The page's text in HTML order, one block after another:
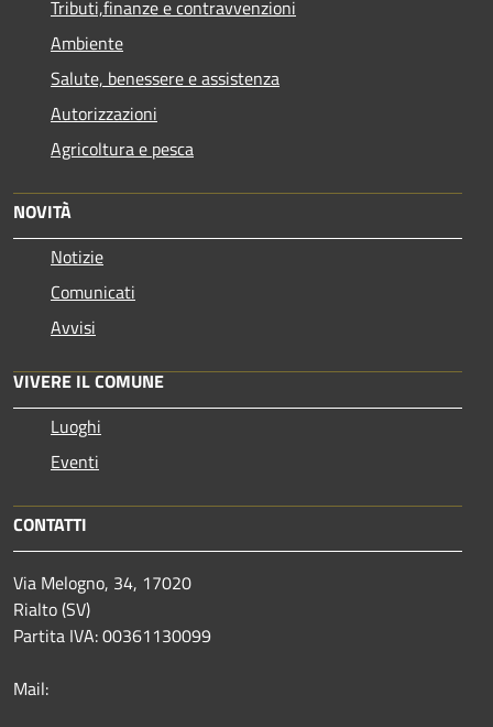
Tributi,finanze e contravvenzioni
Ambiente
Salute, benessere e assistenza
Autorizzazioni
Agricoltura e pesca
NOVITÀ
Notizie
Comunicati
Avvisi
VIVERE IL COMUNE
Luoghi
Eventi
CONTATTI
Via Melogno, 34, 17020
Rialto (SV)
Partita IVA: 00361130099
Mail: